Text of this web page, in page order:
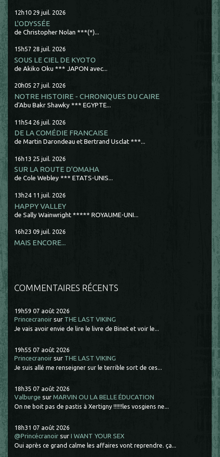
12h10 29 juil. 2026
L'ODYSSÉE
de Christopher Nolan ***(*)...
15h57 28 juil. 2026
SOUS LE CIEL DE KYOTO
de Akiko Oku *** JAPON avec...
20h05 27 juil. 2026
NOTRE HISTOIRE - CHRONIQUES DU CAIRE
d'Abu Bakr Shawky *** EGYPTE...
11h54 26 juil. 2026
DE LA COMÉDIE FRANCAISE
de Martin Darondeau et Bertrand Usclat ***...
16h13 25 juil. 2026
SUR LA ROUTE D'OMAHA
de Cole Webley *** ETATS-UNIS...
13h24 11 juil. 2026
HAPPY VALLEY
de Sally Wainwright ***** ROYAUME-UNI...
16h23 09 juil. 2026
MAIS ENCORE...
COMMENTAIRES RÉCENTS
19h59 07 août 2026
Princecranoir sur THE LAST VIKING
Je vais avoir envie de lire le livre de Binet et voir le...
19h55 07 août 2026
Princecranoir sur THE LAST VIKING
Je suis allé me renseigner sur le terrible sort de ces...
18h35 07 août 2026
Valburge surMARVIN OU LA BELLE ÉDUCATION
On ne boit pas de pastis à Xertigny !!!!!!les vosgiens ne...
18h31 07 août 2026
@Princécranoir surI WANT YOUR SEX
Oui après ce grand calme les affaires vont reprendre. ça...